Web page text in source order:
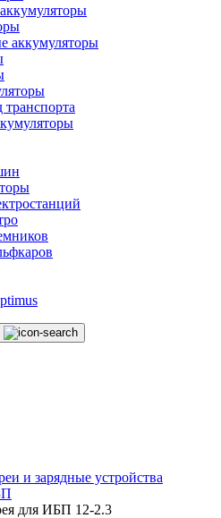
аккумуляторы
и зарядные устройства
для ИБП 12-2.3